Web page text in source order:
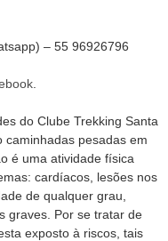
– 55 96926796
do Clube Trekking Santa
caminhadas pesadas em
é uma atividade física
cardíacos, lesões nos
de qualquer grau,
graves. Por se tratar de
exposto à riscos, tais